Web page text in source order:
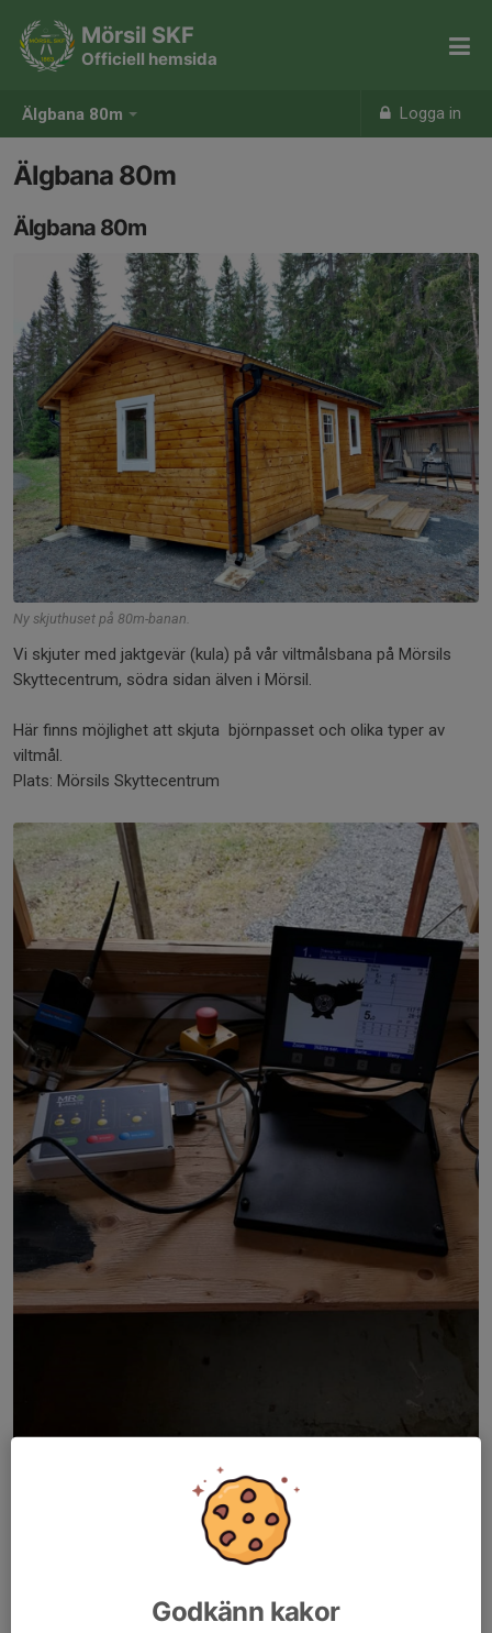
Älgbana 80m Logga in
Mörsil SKF
Officiell hemsida
Älgbana 80m
Älgbana 80m
Ny skjuthuset på 80m-banan.
Vi skjuter med jaktgevär (kula) på vår viltmålsbana på Mörsils
Skyttecentrum, södra sidan älven i Mörsil.
Här finns möjlighet att skjuta björnpasset och olika typer av
viltmål.
Plats: Mörsils Skyttecentrum
Godkänn kakor